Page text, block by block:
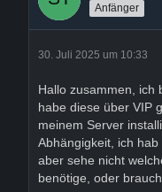
Anfänger
30. Juli 2025 um 10:33
Hallo zusammen, ich
habe diese über VIP
meinem Server
Abhängigkeit, ich
aber sehe nicht
benötige, oder